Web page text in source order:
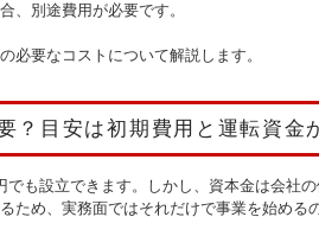
、別途費用が必要です。
必要なコストについて解説します。
？目安は初期費用と運転資金
でも設立できます。しかし、資本金は会社
ため、実務面ではそれだけで事業を始める